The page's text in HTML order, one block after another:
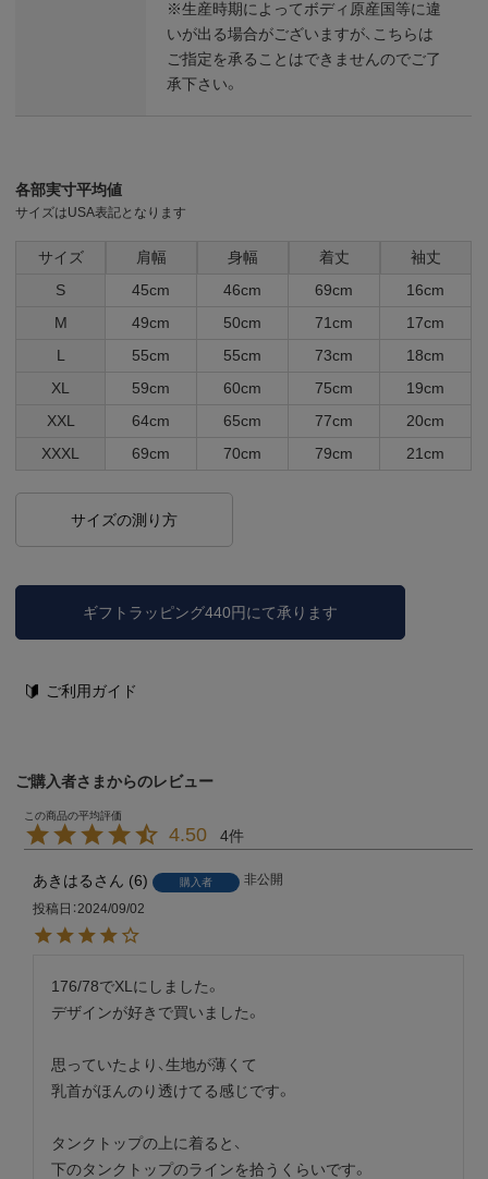
※生産時期によってボディ原産国等に違
いが出る場合がございますが、こちらは
ご指定を承ることはできませんのでご了
承下さい。
各部実寸平均値
サイズはUSA表記となります
サイズ 肩幅 身幅 着丈
袖丈
S
45cm 46cm 69cm
16cm
M
49cm 50cm 71cm
17cm
L
55cm 55cm 73cm
18cm
XL
59cm 60cm 75cm
19cm
XXL
64cm 65cm 77cm
20cm
XXXL
69cm 70cm 79cm 21cm
サイズの測り方
ギフトラッピング440円にて承ります
ご利用ガイド
ご購入者さまからのレビュー
4.50 4
あきはる 6 購入者
非公開
投稿日 2024/09/02
176/78でXLにしました。
デザインが好きで買いました。
思っていたより、生地が薄くて
乳首がほんのり透けてる感じです。
タンクトップの上に着ると、
下のタンクトップのラインを拾うくらいです。